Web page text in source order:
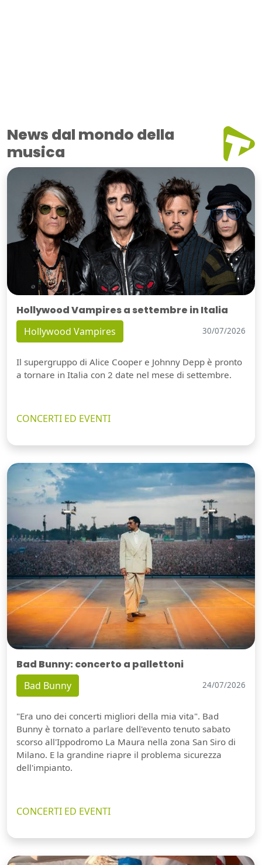
News dal mondo della
musica
Hollywood Vampires a settembre in Italia
Hollywood Vampires 30/07/2026
Il supergruppo di Alice Cooper e Johnny Depp è pronto
a tornare in Italia con 2 date nel mese di settembre.
CONCERTI ED EVENTI
Bad Bunny: concerto a pallettoni
Bad Bunny 24/07/2026
"Era uno dei concerti migliori della mia vita". Bad
Bunny è tornato a parlare dell'evento tenuto sabato
scorso all'Ippodromo La Maura nella zona San Siro di
Milano. E la grandine riapre il problema sicurezza
dell'impianto.
CONCERTI ED EVENTI